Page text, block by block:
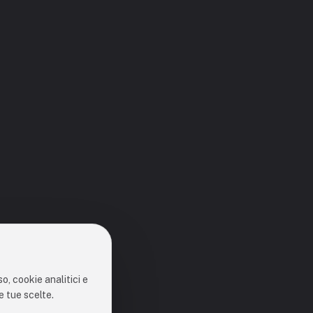
cookie analitici e
tue scelte.